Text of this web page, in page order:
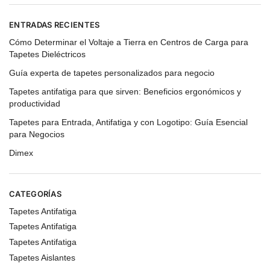
ENTRADAS RECIENTES
Cómo Determinar el Voltaje a Tierra en Centros de Carga para
Tapetes Dieléctricos
Guía experta de tapetes personalizados para negocio
Tapetes antifatiga para que sirven: Beneficios ergonómicos y
productividad
Tapetes para Entrada, Antifatiga y con Logotipo: Guía Esencial
para Negocios
Dimex
CATEGORÍAS
Tapetes Antifatiga
Tapetes Antifatiga
Tapetes Antifatiga
Tapetes Aislantes